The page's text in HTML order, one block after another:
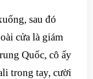
sau đó
cửa là giám
Quốc, cô ấy
trong tay, cười